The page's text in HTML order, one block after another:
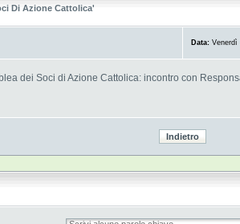
Di Azione Cattolica'
Data: Venerdì
dei Soci di Azione Cattolica: incontro con